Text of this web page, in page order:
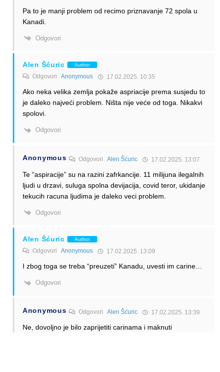
Pa to je manji problem od recimo priznavanje 72 spola u
Kanadi.
Odgovori
Alen Šćuric Author
Odgovori Anonymous 17.02.2025. 10:35
Ako neka velika zemlja pokaže aspriacije prema susjedu to
je daleko najveći problem. Ništa nije veće od toga. Nikakvi
spolovi.
Odgovori
Anonymous OdgovoriAlen Šćuric 17.02.2025. 13:07
Te “aspiracije” su na razini zafrkancije. 11 milijuna ilegalnih
ljudi u drzavi, suluga spolna devijacija, covid teror, ukidanje
tekucih racuna ljudima je daleko veci problem.
Odgovori
Alen Šćuric Author
Odgovori Anonymous 17.02.2025. 13:09
I zbog toga se treba “preuzeti” Kanadu, uvesti im carine…
Odgovori
Anonymous OdgovoriAlen Šćuric 17.02.2025. 13:39
Ne, dovoljno je bilo zaprijetiti carinama i maknuti